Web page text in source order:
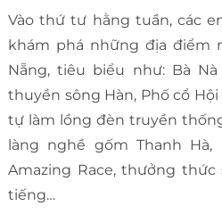
Vào thứ tư hằng tuần, các
khám phá những địa điểm
Nẵng, tiêu biểu như: Bà Nà
thuyền sông Hàn, Phố cổ
tự làm lồng đèn truyền
làng nghề gốm Thanh Hà,
Amazing Race, thưởng thức
tiếng…